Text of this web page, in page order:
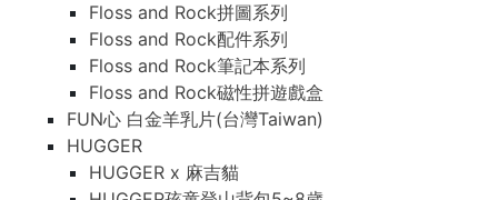
Floss and Rock拼圖系列
Floss and Rock配件系列
Floss and Rock筆記本系列
Floss and Rock磁性拼遊戲盒
FUN心 白金羊乳片(台灣Taiwan)
HUGGER
HUGGER x 麻吉貓